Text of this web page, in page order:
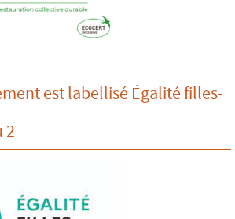
est labellisé Égalité filles-
2